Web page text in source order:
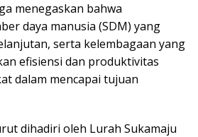
menegaskan bahwa
daya manusia (SDM) yang
serta kelembagaan yang
efisiensi dan produktivitas
dalam mencapai tujuan
dihadiri oleh Lurah Sukamaju